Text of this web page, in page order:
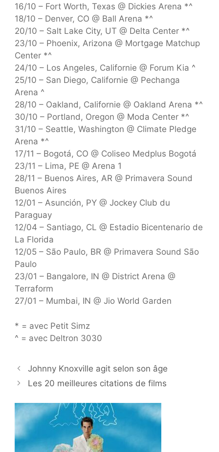
16/10 – Fort Worth, Texas @ Dickies Arena *^
18/10 – Denver, CO @ Ball Arena *^
20/10 – Salt Lake City, UT @ Delta Center *^
23/10 – Phoenix, Arizona @ Mortgage Matchup
Center *^
24/10 – Los Angeles, Californie @ Forum Kia ^
25/10 – San Diego, Californie @ Pechanga
Arena ^
28/10 – Oakland, Californie @ Oakland Arena *^
30/10 – Portland, Oregon @ Moda Center *^
31/10 – Seattle, Washington @ Climate Pledge
Arena *^
17/11 – Bogotá, CO @ Coliseo Medplus Bogotá
23/11 – Lima, PE @ Arena 1
28/11 – Buenos Aires, AR @ Primavera Sound
Buenos Aires
12/01 – Asunción, PY @ Jockey Club du
Paraguay
12/04 – Santiago, CL @ Estadio Bicentenario de
La Florida
12/05 – São Paulo, BR @ Primavera Sound São
Paulo
23/01 – Bangalore, IN @ District Arena @
Terraform
27/01 – Mumbai, IN @ Jio World Garden
* = avec Petit Simz
^ = avec Deltron 3030
Johnny Knoxville agit selon son âge
Les 20 meilleures citations de films